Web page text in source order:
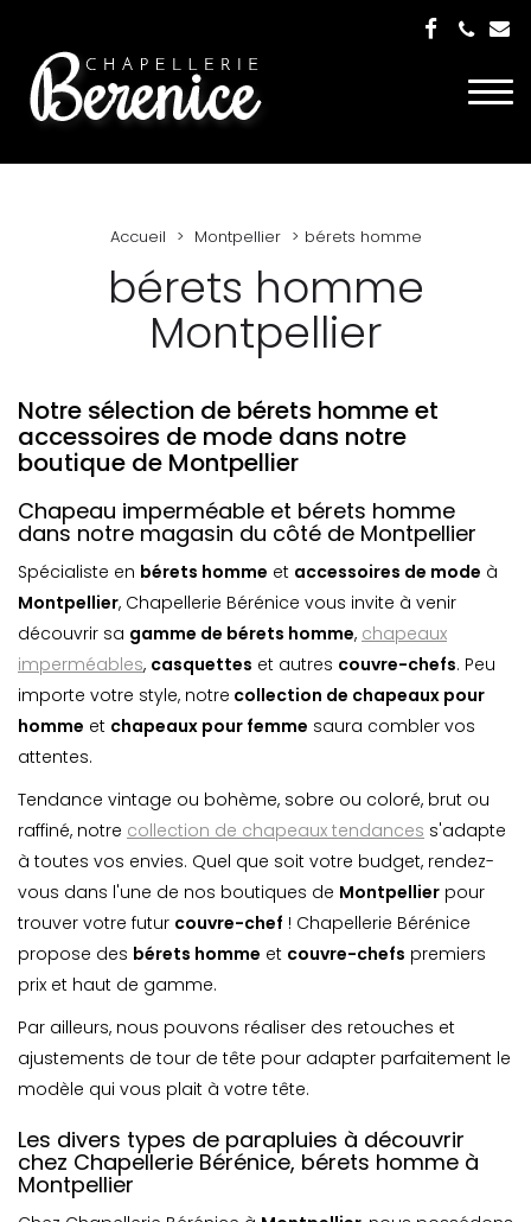
Accueil Montpellier bérets homme
bérets homme
Montpellier
Notre sélection de bérets homme et
accessoires de mode dans notre
boutique de Montpellier
Chapeau imperméable et bérets homme
dans notre magasin du côté de Montpellier
Spécialiste en bérets homme et accessoires de mode à
Montpellier, Chapellerie Bérénice vous invite à venir
découvrir sa gamme de bérets homme, chapeaux
imperméables, casquettes et autres couvre-chefs. Peu
importe votre style, notre collection de chapeaux pour
homme et chapeaux pour femme saura combler vos
attentes.
Tendance vintage ou bohème, sobre ou coloré, brut ou
raffiné, notre collection de chapeaux tendances s'adapte
à toutes vos envies. Quel que soit votre budget, rendez-
vous dans l'une de nos boutiques de Montpellier pour
trouver votre futur couvre-chef ! Chapellerie Bérénice
propose des bérets homme et couvre-chefs premiers
prix et haut de gamme.
Par ailleurs, nous pouvons réaliser des retouches et
ajustements de tour de tête pour adapter parfaitement le
modèle qui vous plait à votre tête.
Les divers types de parapluies à découvrir
chez Chapellerie Bérénice, bérets homme à
Montpellier